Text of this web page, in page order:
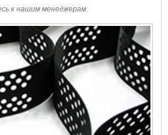
к нашим менеджерам.